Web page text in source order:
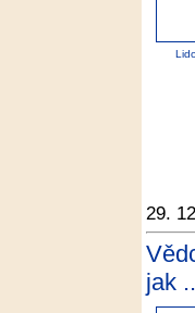
29.
jak